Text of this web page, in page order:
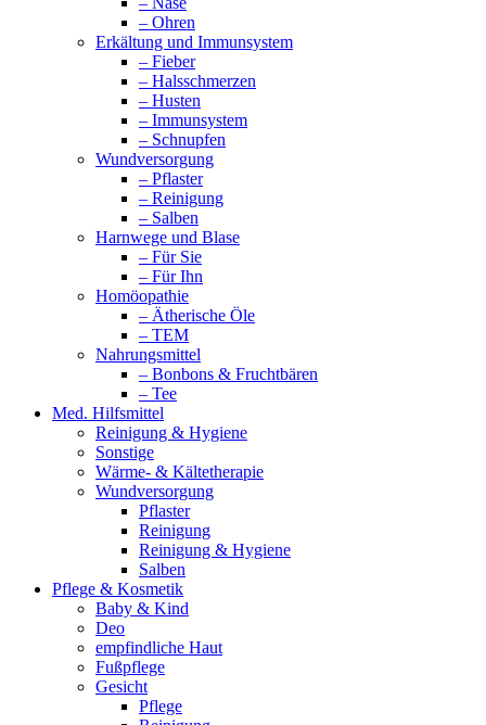
– Ohren
Erkältung und Immunsystem
– Fieber
– Halsschmerzen
– Husten
– Immunsystem
– Schnupfen
Wundversorgung
– Pflaster
– Reinigung
– Salben
Harnwege und Blase
– Für Sie
– Für Ihn
Homöopathie
– Ätherische Öle
– TEM
Nahrungsmittel
– Bonbons & Fruchtbären
– Tee
Med. Hilfsmittel
Reinigung & Hygiene
Sonstige
Wärme- & Kältetherapie
Wundversorgung
Pflaster
Reinigung
Reinigung & Hygiene
Salben
Pflege & Kosmetik
Baby & Kind
Deo
empfindliche Haut
Fußpflege
Gesicht
Pflege